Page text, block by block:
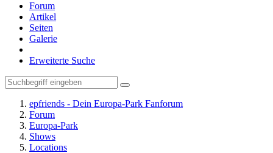
Forum
Artikel
Seiten
Galerie
Erweiterte Suche
epfriends - Dein Europa-Park Fanforum
Forum
Europa-Park
Shows
Locations